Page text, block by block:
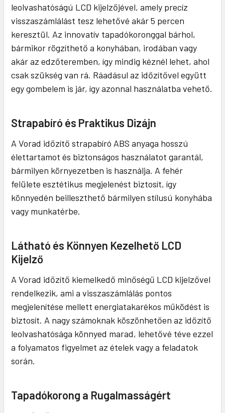
leolvashatóságú LCD kijelzőjével, amely precíz
visszaszámlálást tesz lehetővé akár 5 percen
keresztül. Az innovatív tapadókoronggal bárhol,
bármikor rögzíthető a konyhában, irodában vagy
akár az edzőteremben, így mindig kéznél lehet, ahol
csak szükség van rá. Ráadásul az időzítővel együtt
egy gombelem is jár, így azonnal használatba vehető.
Strapabíró és Praktikus Dizájn
A Vorad időzítő strapabíró ABS anyaga hosszú
élettartamot és biztonságos használatot garantál,
bármilyen környezetben is használja. A fehér
felülete esztétikus megjelenést biztosít, így
könnyedén beilleszthető bármilyen stílusú konyhába
vagy munkatérbe.
Látható és Könnyen Kezelhető LCD
Kijelző
A Vorad időzítő kiemelkedő minőségű LCD kijelzővel
rendelkezik, ami a visszaszámlálás pontos
megjelenítése mellett energiatakarékos működést is
biztosít. A nagy számoknak köszönhetően az időzítő
leolvashatósága könnyed marad, lehetővé téve ezzel
a folyamatos figyelmet az ételek vagy a feladatok
során.
Tapadókorong a Rugalmasságért